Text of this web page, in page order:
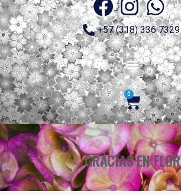
+57 (318) 336 7329
0
GRACIAS EN FLOR